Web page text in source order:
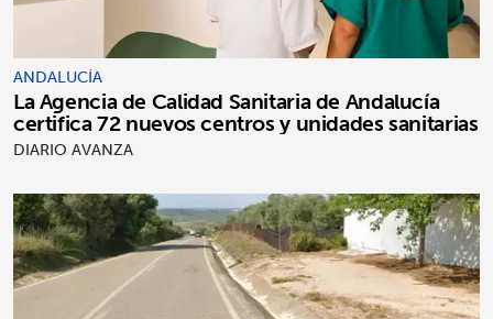
ANDALUCÍA
La Agencia de Calidad Sanitaria de Andalucía
certifica 72 nuevos centros y unidades sanitarias
DIARIO AVANZA